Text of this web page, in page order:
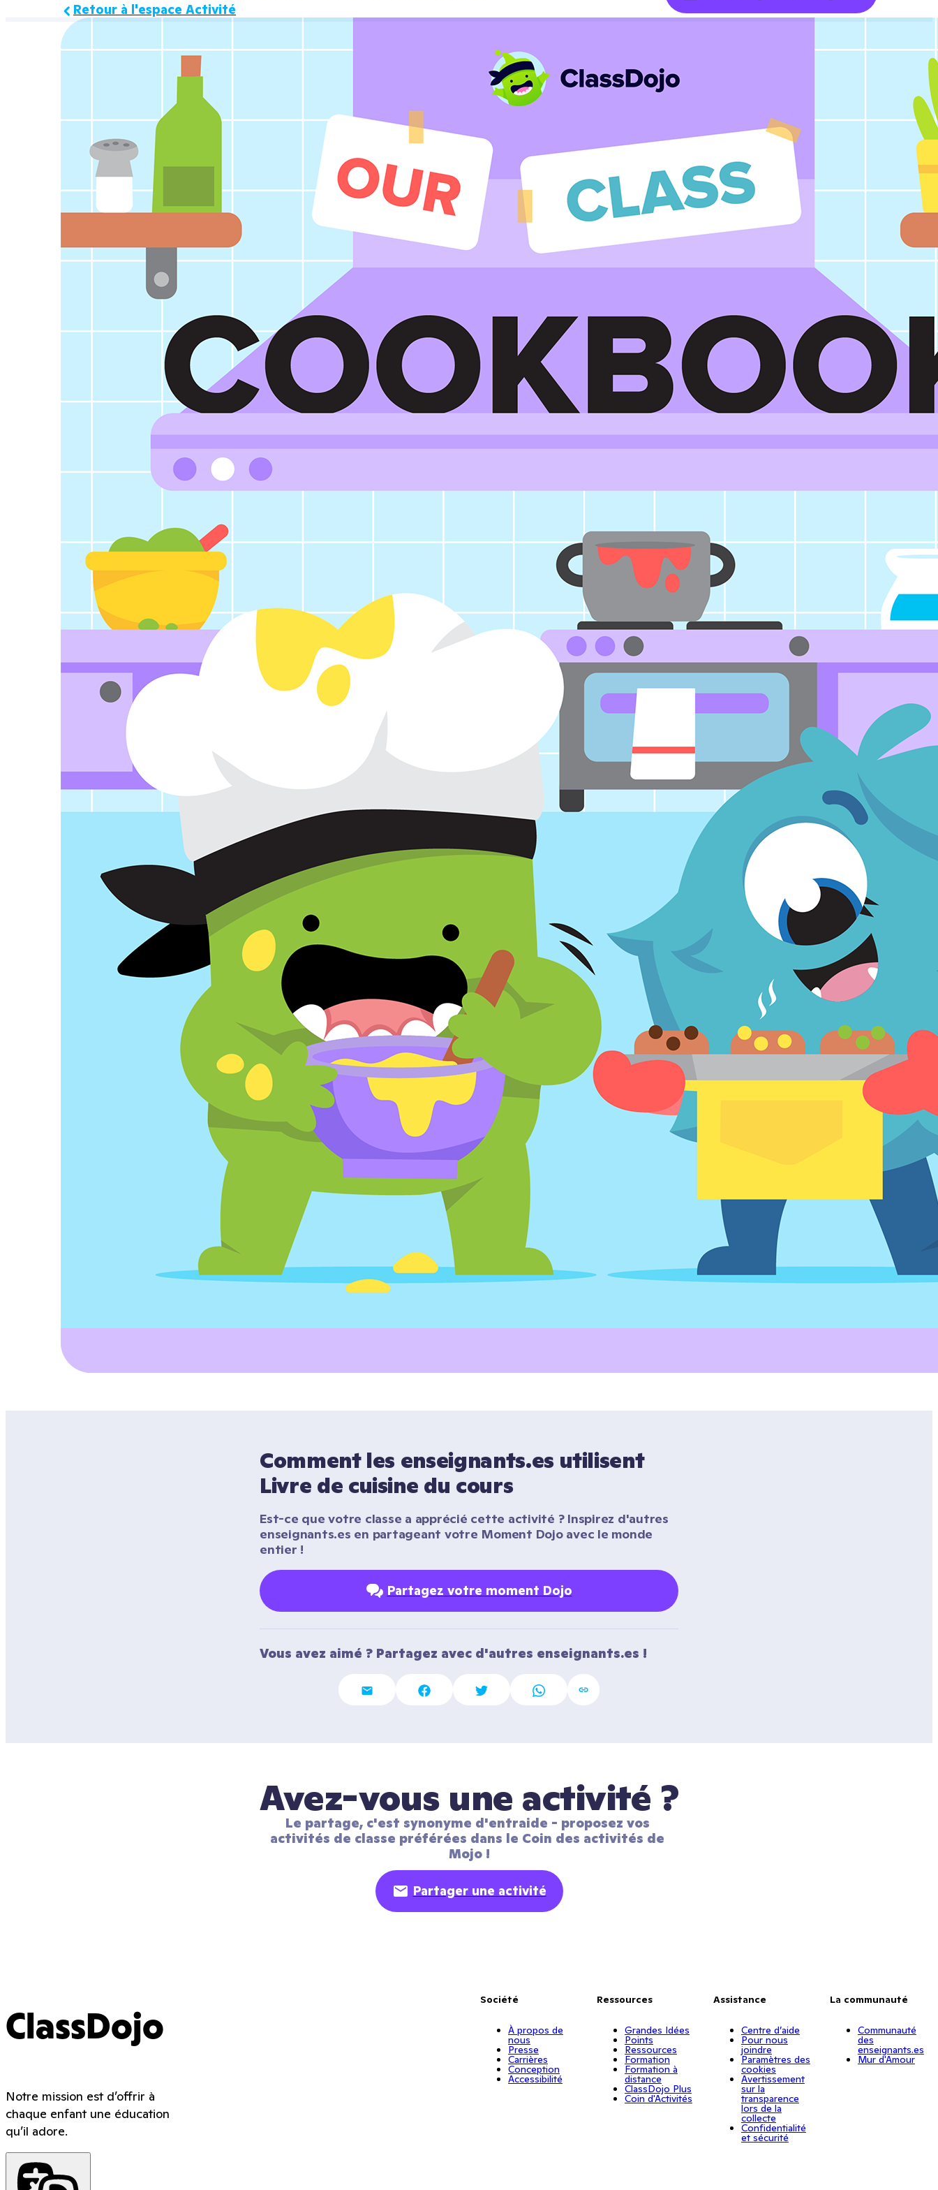
Retour à l'espace Activité
Comment les enseignants.es utilisent
Livre de cuisine du cours
Est-ce que votre classe a apprécié cette activité ? Inspirez d'autres
enseignants.es en partageant votre Moment Dojo avec le monde
entier !
Partagez votre moment Dojo
Vous avez aimé ? Partagez avec d'autres enseignants.es !
Avez-vous une activité ?
Le partage, c'est synonyme d'entraide - proposez vos
activités de classe préférées dans le Coin des activités de
Mojo !
Partager une activité
ClassDojo
Notre mission est d’offrir à
chaque enfant une éducation
qu’il adore.
Société
À propos de
nous
Presse
Carrières
Conception
Accessibilité
Ressources
Grandes Idées
Points
Ressources
Formation
Formation à
distance
ClassDojo Plus
Coin d'Activités
Assistance
Centre d’aide
Pour nous
joindre
Paramètres des
cookies
Avertissement
sur la
transparence
lors de la
collecte
Confidentialité
et sécurité
La communauté
Communauté
des
enseignants.es
Mur d'Amour